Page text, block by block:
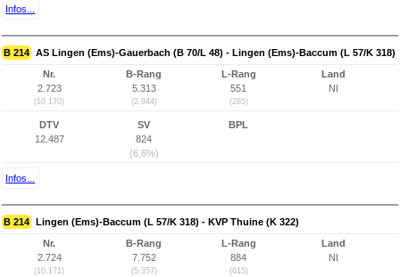
Infos...
B 214 AS Lingen (Ems)-Gauerbach (B 70/L 48) - Lingen (Ems)-Baccum (L 57/K 318)
Nr.
2.723
(10.170)
B-Rang
5.313
(2.944)
L-Rang
551
(285)
Land
NI
DTV
12.487
SV
824
(6,6%)
BPL
Infos...
B 214 Lingen (Ems)-Baccum (L 57/K 318) - KVP Thuine (K 322)
Nr.
2.724
(10.171)
B-Rang
7.752
(5.357)
L-Rang
884
(615)
Land
NI